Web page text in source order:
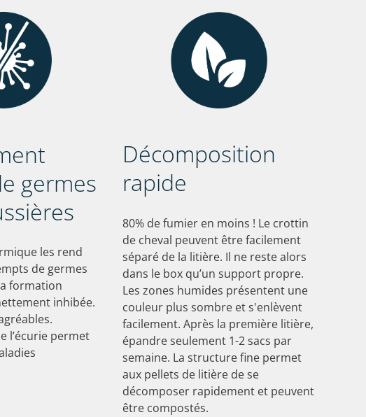
germes
les rend
de germes
formation
inhibée.
l’écurie permet
Décomposition
rapide
80% de fumier en moins ! Le crottin
de cheval peuvent être facilement
séparé de la litière. Il ne reste alors
dans le box qu’un support propre.
Les zones humides présentent une
couleur plus sombre et s'enlèvent
facilement. Après la première litière,
épandre seulement 1-2 sacs par
semaine. La structure fine permet
aux pellets de litière de se
décomposer rapidement et peuvent
être compostés.